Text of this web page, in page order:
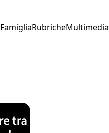
FamigliaRubricheMultimedia